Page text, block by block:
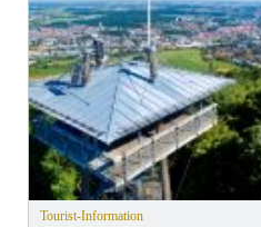
Tourist-Information